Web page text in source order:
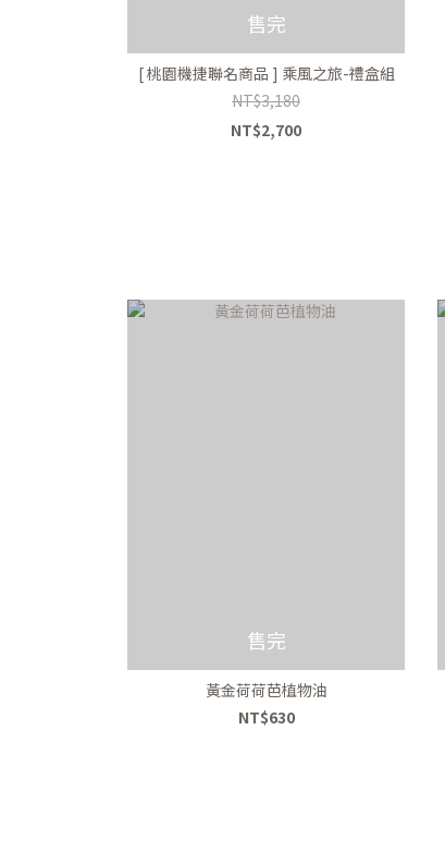
售完
[ 桃園機捷聯名商品 ] 乘風之旅-禮盒組
NT$3,180
NT$2,700
售完
黃金荷荷芭植物油
NT$630